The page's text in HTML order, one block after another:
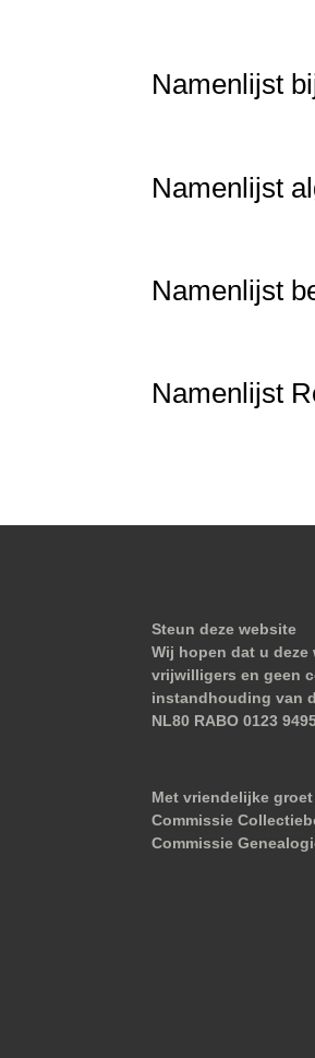
Namenlijst
Namenlijst
Namenlijst
Namenlijst
Steun deze website
Wij hopen dat u
vrijwilligers en geen
instandhouding van
NL80 RABO 0123
Met vriendelijke groet
Commissie
Commissie